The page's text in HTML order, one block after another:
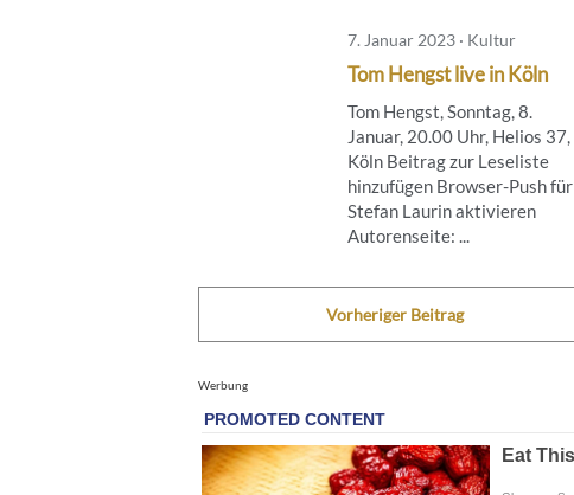
7. Januar 2023 · Kultur
Tom Hengst live in Köln
Tom Hengst, Sonntag, 8.
Januar, 20.00 Uhr, Helios 37,
Köln Beitrag zur Leseliste
hinzufügen Browser-Push für
Stefan Laurin aktivieren
Autorenseite: ...
Vorheriger Beitrag
Werbung